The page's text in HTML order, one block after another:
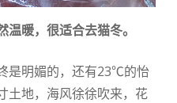
暖，很适合去猫冬。
是明媚的，还有23℃的怡
土地，海风徐徐吹来，花